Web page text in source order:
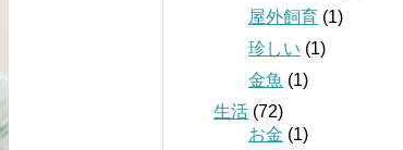
屋外飼育 (1)
珍しい (1)
金魚 (1)
生活 (72)
お金 (1)